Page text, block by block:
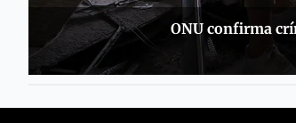
ONU confirma